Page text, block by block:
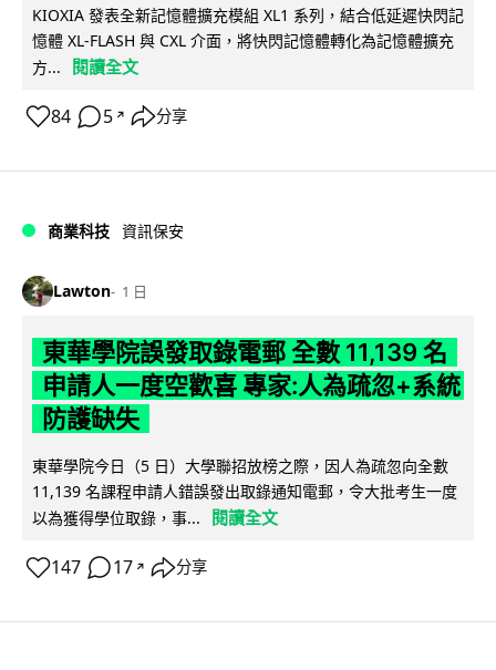
KIOXIA 發表全新記憶體擴充模組 XL1 系列，結合低延遲快閃記
憶體 XL-FLASH 與 CXL 介面，將快閃記憶體轉化為記憶體擴充
方...
閱讀全文
84 5 ↗ 分享
商業科技 資訊保安
Lawton 1 日
東華學院誤發取錄電郵 全數 11,139 名
申請人一度空歡喜 專家:人為疏忽+系統
防護缺失
東華學院今日（5 日）大學聯招放榜之際，因人為疏忽向全數
11,139 名課程申請人錯誤發出取錄通知電郵，令大批考生一度
以為獲得學位取錄，事...
閱讀全文
147 17 ↗ 分享